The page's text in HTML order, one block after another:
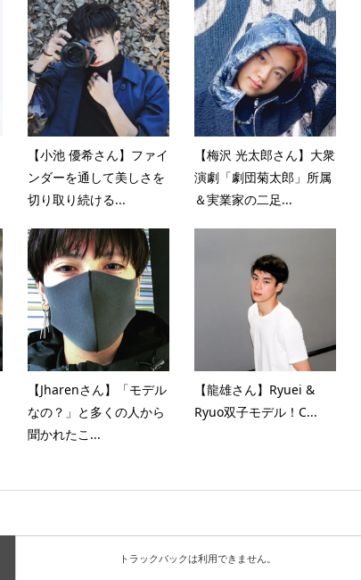
【小池 優希さん】ファイ
ンダーを通して美しさを
切り取り続ける...
【梅沢 光太郎さん】大衆
演劇「劇団菊太郎」所属
＆実業家の二足...
【Jharenさん】「モデル
なの？」と多くの人から
聞かれたこ...
【龍雄さん】Ryuei &
Ryuo双子モデル！C...
トラックバックは利用できません。